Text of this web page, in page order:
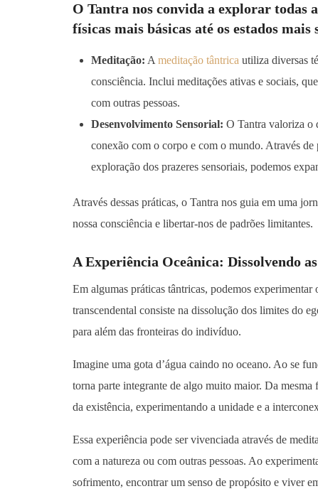
O Tantra nos convida a explorar todas
físicas mais básicas até os estados
Meditação: A meditação tântrica utiliza diversas
consciência. Inclui meditações ativas e sociais,
com outras pessoas.
Desenvolvimento Sensorial: O Tantra valoriza o
conexão com o corpo e com o mundo. Através de
exploração dos prazeres sensoriais, podemos
Através dessas práticas, o Tantra nos guia em uma
nossa consciência e libertar-nos de padrões limitantes.
A Experiência Oceânica: Dissolvendo
Em algumas práticas tântricas, podemos
transcendental consiste na dissolução dos limites do
para além das fronteiras do indivíduo.
Imagine uma gota d’água caindo no oceano. Ao se
torna parte integrante de algo muito maior. Da
da existência, experimentando a unidade e a
Essa experiência pode ser vivenciada através de
com a natureza ou com outras pessoas. Ao
sofrimento, encontrar um senso de propósito e viver